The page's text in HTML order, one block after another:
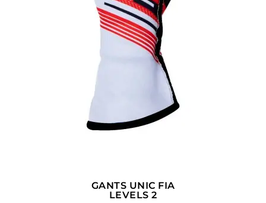
GANTS UNIC FIA
LEVELS 2